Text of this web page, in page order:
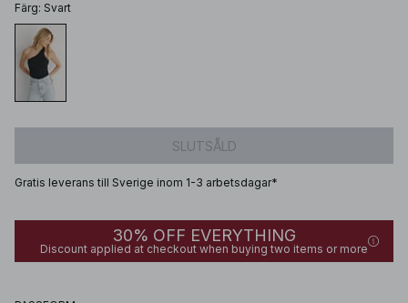
Färg: Svart
SLUTSÅLD
Gratis leverans till Sverige inom 1-3 arbetsdagar*
30% OFF EVERYTHING
Discount applied at checkout when buying two items or more